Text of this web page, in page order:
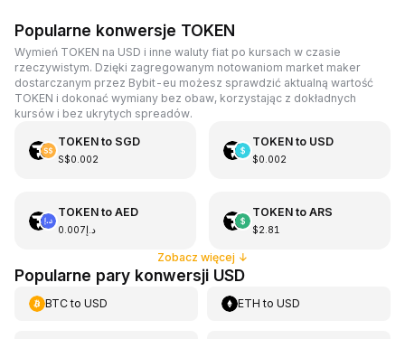
Popularne konwersje TOKEN
Wymień TOKEN na USD i inne waluty fiat po kursach w czasie
rzeczywistym. Dzięki zagregowanym notowaniom market maker
dostarczanym przez Bybit-eu możesz sprawdzić aktualną wartość
TOKEN i dokonać wymiany bez obaw, korzystając z dokładnych
kursów i bez ukrytych spreadów.
TOKENto SGD
S$0.002
TOKENto USD
$0.002
TOKENto AED
د.إ0.007
TOKENto ARS
$2.81
Zobacz więcej ↓
Popularne pary konwersji USD
BTCto USD ETH toUSD